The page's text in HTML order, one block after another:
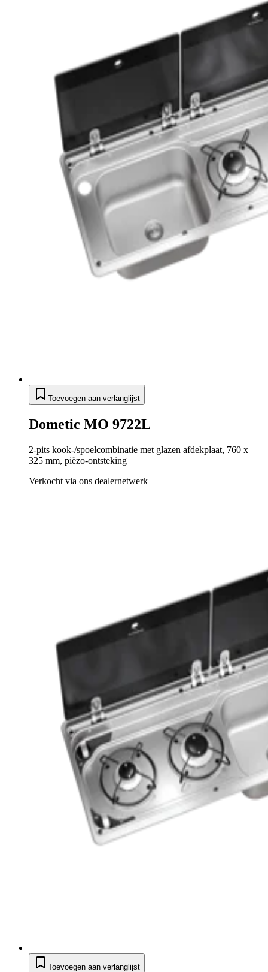
Toevoegen aan verlanglijst
Dometic MO 9722L
2-pits kook-/spoelcombinatie met glazen afdekplaat, 760 x
325 mm, piëzo-ontsteking
Verkocht via ons dealernetwerk
Toevoegen aan verlanglijst